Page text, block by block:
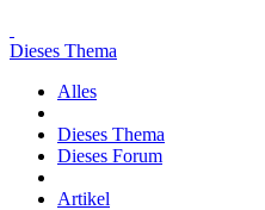
Dieses Thema
Alles
Dieses Thema
Dieses Forum
Artikel